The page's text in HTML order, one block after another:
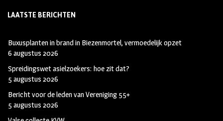
LAATSTE BERICHTEN
Buxusplanten in brand in Biezenmortel, vermoedelijk opzet
6 augustus 2026
Spreidingswet asielzoekers: hoe zit dat?
5 augustus 2026
Bericht voor de leden van Vereniging 55+
5 augustus 2026